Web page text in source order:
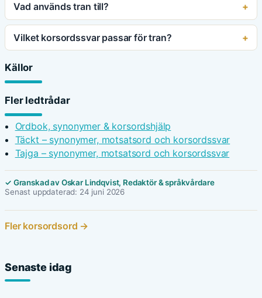
Vad används tran till?
Vilket korsordssvar passar för tran?
Källor
Fler ledtrådar
Ordbok, synonymer & korsordshjälp
Täckt – synonymer, motsatsord och korsordssvar
Tajga – synonymer, motsatsord och korsordssvar
✓ Granskad av Oskar Lindqvist, Redaktör & språkvårdare
Senast uppdaterad: 24 juni 2026
Fler korsordsord →
Senaste idag